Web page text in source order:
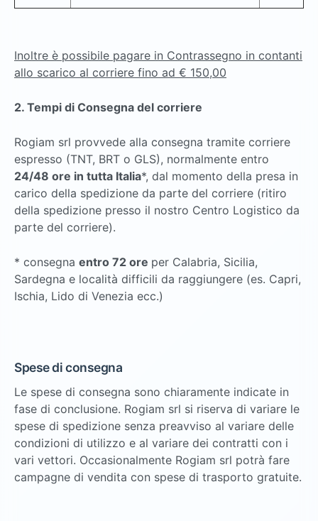
Inoltre è possibile pagare in Contrassegno in contanti
allo scarico al corriere fino ad € 150,00
2. Tempi di Consegna del corriere
Rogiam srl provvede alla consegna tramite corriere
espresso (TNT, BRT o GLS), normalmente entro
24/48 ore in tutta Italia*, dal momento della presa in
carico della spedizione da parte del corriere (ritiro
della spedizione presso il nostro Centro Logistico da
parte del corriere).
* consegna entro 72 ore per Calabria, Sicilia,
Sardegna e località difficili da raggiungere (es. Capri,
Ischia, Lido di Venezia ecc.)
Spese di consegna
Le spese di consegna sono chiaramente indicate in
fase di conclusione. Rogiam srl si riserva di variare le
spese di spedizione senza preavviso al variare delle
condizioni di utilizzo e al variare dei contratti con i
vari vettori. Occasionalmente Rogiam srl potrà fare
campagne di vendita con spese di trasporto gratuite.